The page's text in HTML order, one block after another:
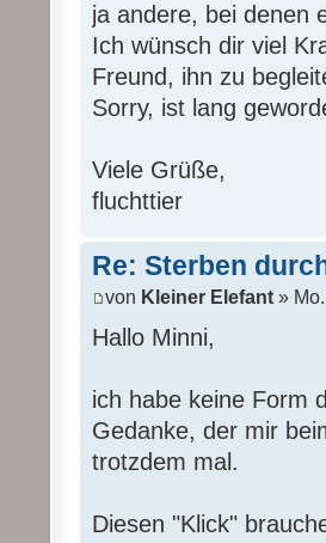
ja andere, bei denen
Ich wünsch dir viel
Freund, ihn zu
Sorry, ist lang
Viele Grüße,
fluchttier
Re: Sterben
von Kleiner Elefant »
Hallo Minni,
ich habe keine Form
Gedanke, der mir
trotzdem mal.
Diesen "Klick"